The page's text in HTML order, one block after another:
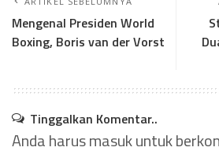
Mengenal Presiden World
Boxing, Boris van der Vorst
Tinggalkan Komentar..
Anda harusmasukuntuk